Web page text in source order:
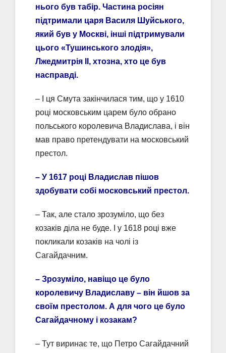
нього був табір. Частина росіян
підтримали царя Василя Шуйського,
який був у Москві, інші підтримували
цього «Тушинського злодія»,
Лжедмитрія ІІ, хтозна, хто це був
насправді.
– І ця Смута закінчилася тим, що у 1610
році московським царем було обрано
польського королевича Владислава, і він
мав право претендувати на московський
престол.
– У 1617 році Владислав пішов
здобувати собі московський престол.
– Так, але стало зрозуміло, що без
козаків діла не буде. І у 1618 році вже
покликали козаків на чолі із
Сагайдачним.
– Зрозуміло, навіщо це було
королевичу Владиславу – він йшов за
своїм престолом. А для чого це було
Сагайдачному і козакам?
– Тут виринає те, що Петро Сагайдачний